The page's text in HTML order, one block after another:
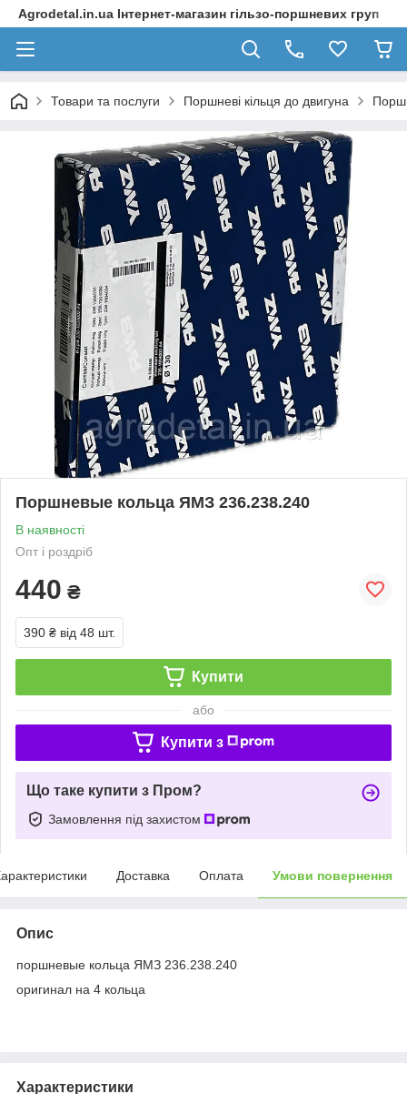
Agrodetal.in.ua Інтернет-магазин гільзо-поршневих груп
Товари та послуги Поршневі кільця до двигуна
Поршневые кольца ЯМЗ 236.238.240
В наявності
Опт і роздріб
440 ₴
390 ₴ від 48 шт.
Купити
або
Купити з
Що таке купити з Пром?
Замовлення під захистом
Доставка Оплата Умови повернення
Опис
поршневые кольца ЯМЗ 236.238.240
оригинал на 4 кольца
Характеристики